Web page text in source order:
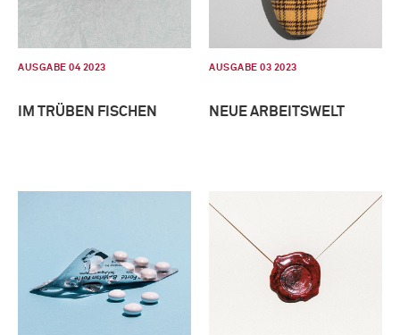
AUSGABE 04 2023
IM TRÜBEN FISCHEN
AUSGABE 03 2023
NEUE ARBEITSWELT